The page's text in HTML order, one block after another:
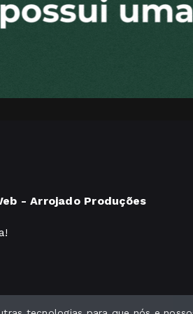
- Arrojado Produções